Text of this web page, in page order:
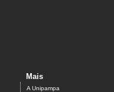
Mais
A Unipampa